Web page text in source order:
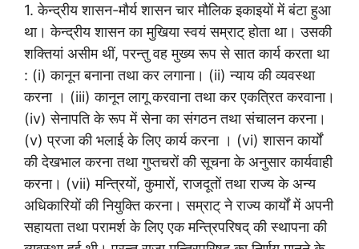
1. केन्द्रीय शासन-मौर्य शासन चार मौलिक इकाइयों में बंटा हुआ
था। केन्द्रीय शासन का मुखिया स्वयं सम्राट् होता था। उसकी
शक्तियां असीम थीं, परन्तु वह मुख्य रूप से सात कार्य करता था
: (i) कानून बनाना तथा कर लगाना। (ii) न्याय की व्यवस्था
करना । (iii) कानून लागू करवाना तथा कर एकत्रित करवाना।
(iv) सेनापति के रूप में सेना का संगठन तथा संचालन करना।
(v) प्रजा की भलाई के लिए कार्य करना । (vi) शासन कार्यों
की देखभाल करना तथा गुप्तचरों की सूचना के अनुसार कार्यवाही
करना। (vii) मन्त्रियों, कुमारों, राजदूतों तथा राज्य के अन्य
अधिकारियों की नियुक्ति करना। सम्राट् ने राज्य कार्यों में अपनी
सहायता तथा परामर्श के लिए एक मन्त्रिपरिषद् की स्थापना की